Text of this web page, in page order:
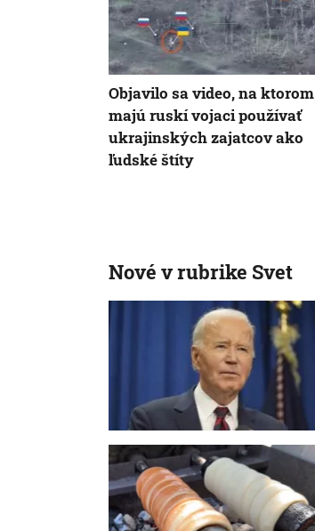
Objavilo sa video, na ktorom
majú ruskí vojaci používať
ukrajinských zajatcov ako
ľudské štíty
Nové v rubrike Svet